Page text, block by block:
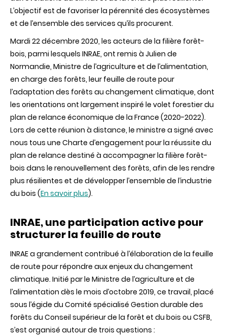
L’objectif est de favoriser la pérennité des écosystèmes
et de l’ensemble des services qu’ils procurent.
Mardi 22 décembre 2020, les acteurs de la filière forêt-
bois, parmi lesquels INRAE, ont remis à Julien de
Normandie, Ministre de l’agriculture et de l’alimentation,
en charge des forêts, leur feuille de route pour
l’adaptation des forêts au changement climatique, dont
les orientations ont largement inspiré le volet forestier du
plan de relance économique de la France (2020-2022).
Lors de cette réunion à distance, le ministre a signé avec
nous tous une Charte d’engagement pour la réussite du
plan de relance destiné à accompagner la filière forêt-
bois dans le renouvellement des forêts, afin de les rendre
plus résilientes et de développer l’ensemble de l’industrie
du bois (En savoir plus).
INRAE, une participation active pour
structurer la feuille de route
INRAE a grandement contribué à l’élaboration de la feuille
de route pour répondre aux enjeux du changement
climatique. Initié par le Ministre de l’agriculture et de
l’alimentation dès le mois d’octobre 2019, ce travail, placé
sous l’égide du Comité spécialisé Gestion durable des
forêts du Conseil supérieur de la forêt et du bois ou CSFB,
s’est organisé autour de trois questions :